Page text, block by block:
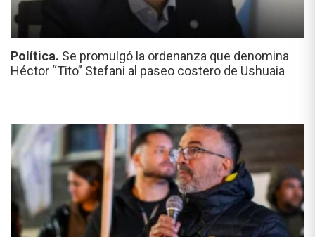
Política. Se promulgó la ordenanza que denomina
Héctor “Tito” Stefani al paseo costero de Ushuaia